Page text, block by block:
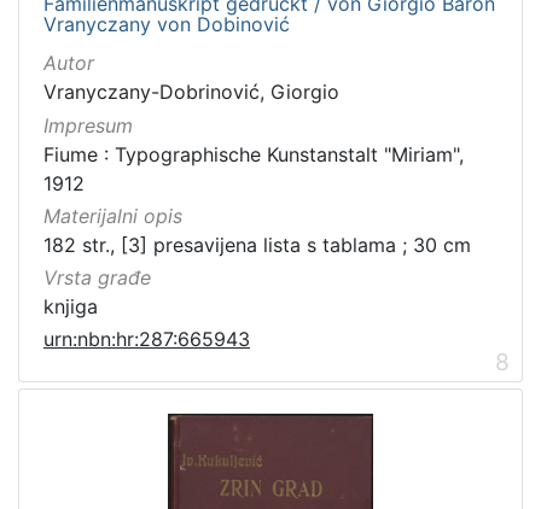
Vranyczany von Dobinović
Autor
Vranyczany-Dobrinović, Giorgio
Impresum
Fiume : Typographische Kunstanstalt "Miriam",
1912
Materijalni opis
182 str., [3] presavijena lista s tablama ; 30 cm
Vrsta građe
knjiga
urn:nbn:hr:287:665943
8